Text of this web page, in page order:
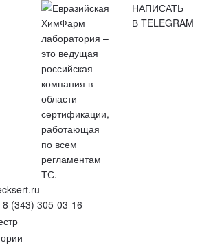
НАПИСАТЬ
В TELEGRAM
8 (343) 305-03-16